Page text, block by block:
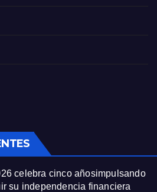
celebra cinco añosimpulsando
su independencia financiera